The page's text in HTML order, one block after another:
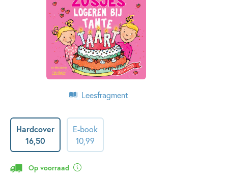
Leesfragment
Hardcover
16,50
E-book
1099
Op voorraad